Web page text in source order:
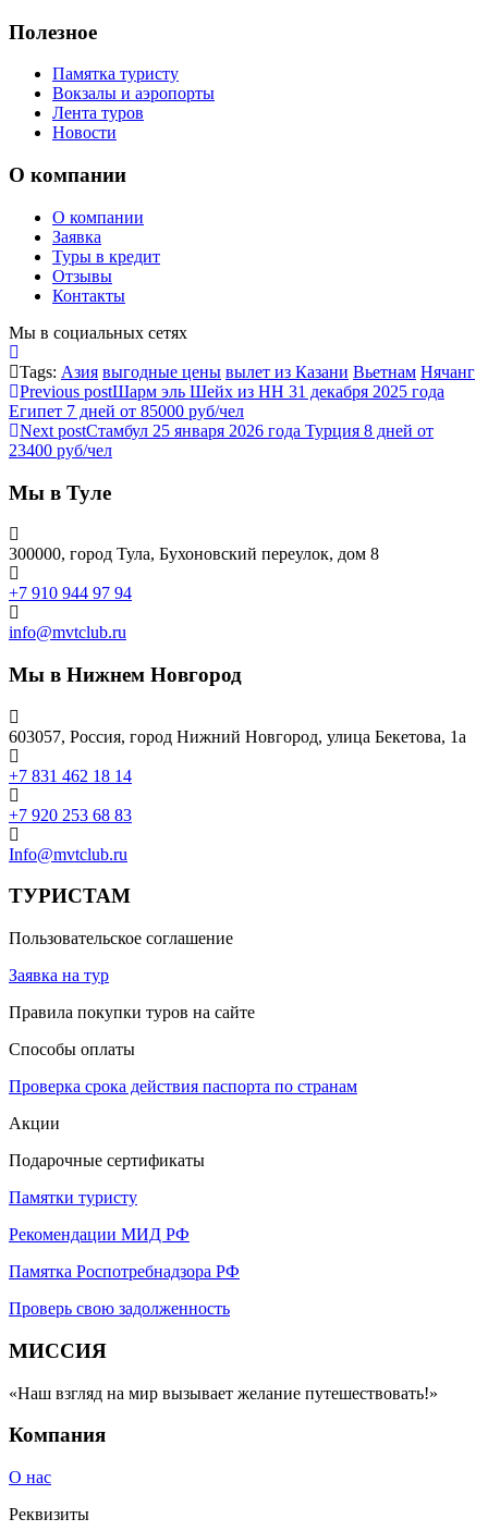
Полезное
Памятка туристу
Вокзалы и аэропорты
Лента туров
Новости
О компании
О компании
Заявка
Туры в кредит
Отзывы
Контакты
Мы в социальных сетях
Tags: Азия выгодные цены вылет из Казани Вьетнам Нячанг
Previous postШарм эль Шейх из НН 31 декабря 2025 года
Египет 7 дней от 85000 руб/чел
Next postСтамбул 25 января 2026 года Турция 8 дней от
23400 руб/чел
Мы в Туле
300000, город Тула, Бухоновский переулок, дом 8
+7 910 944 97 94
info@mvtclub.ru
Мы в Нижнем Новгород
603057, Россия, город Нижний Новгород, улица Бекетова, 1а
+7 831 462 18 14
+7 920 253 68 83
Info@mvtclub.ru
ТУРИСТАМ
Пользовательское соглашение
Заявка на тур
Правила покупки туров на сайте
Способы оплаты
Проверка срока действия паспорта по странам
Акции
Подарочные сертификаты
Памятки туристу
Рекомендации МИД РФ
Памятка Роспотребнадзора РФ
Проверь свою задолженность
МИССИЯ
«Наш взгляд на мир вызывает желание путешествовать!»
Компания
О нас
Реквизиты